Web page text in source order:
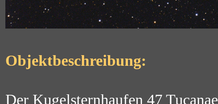
Objektbeschreibung:
Der Kugelsternhaufen 47